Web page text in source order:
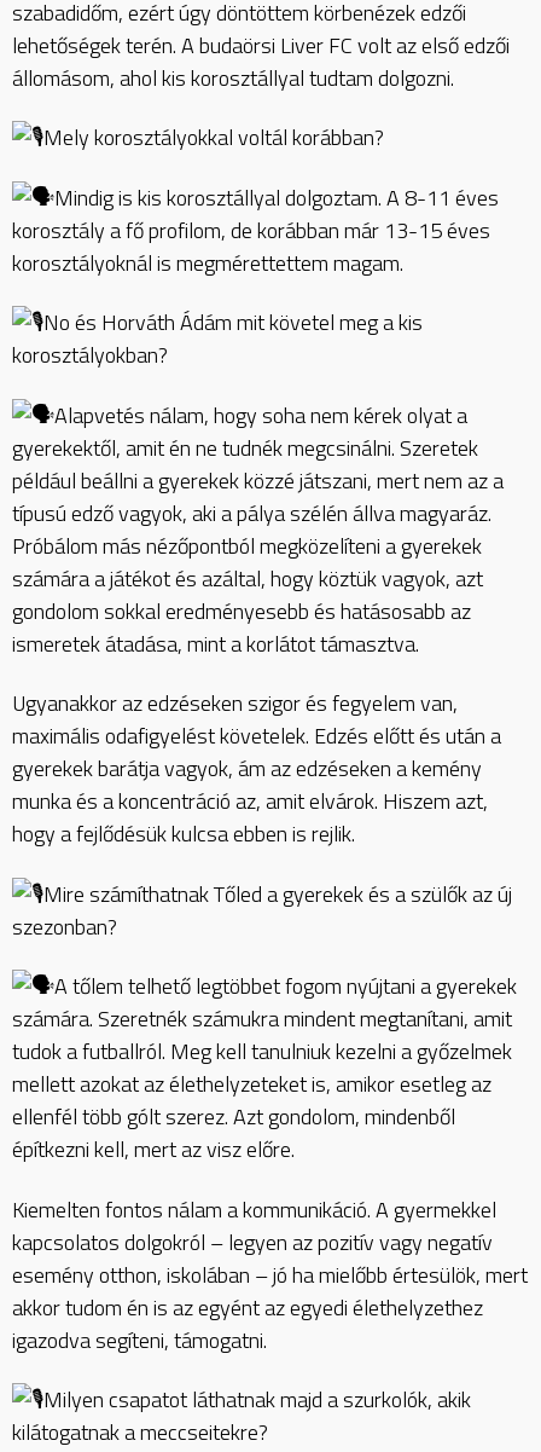
szabadidőm, ezért úgy döntöttem körbenézek edzői
lehetőségek terén. A budaörsi Liver FC volt az első edzői
állomásom, ahol kis korosztállyal tudtam dolgozni.
Mely korosztályokkal voltál korábban?
Mindig is kis korosztállyal dolgoztam. A 8-11 éves
korosztály a fő profilom, de korábban már 13-15 éves
korosztályoknál is megmérettettem magam.
No és Horváth Ádám mit követel meg a kis
korosztályokban?
Alapvetés nálam, hogy soha nem kérek olyat a
gyerekektől, amit én ne tudnék megcsinálni. Szeretek
például beállni a gyerekek közzé játszani, mert nem az a
típusú edző vagyok, aki a pálya szélén állva magyaráz.
Próbálom más nézőpontból megközelíteni a gyerekek
számára a játékot és azáltal, hogy köztük vagyok, azt
gondolom sokkal eredményesebb és hatásosabb az
ismeretek átadása, mint a korlátot támasztva.
Ugyanakkor az edzéseken szigor és fegyelem van,
maximális odafigyelést követelek. Edzés előtt és után a
gyerekek barátja vagyok, ám az edzéseken a kemény
munka és a koncentráció az, amit elvárok. Hiszem azt,
hogy a fejlődésük kulcsa ebben is rejlik.
Mire számíthatnak Tőled a gyerekek és a szülők az új
szezonban?
A tőlem telhető legtöbbet fogom nyújtani a gyerekek
számára. Szeretnék számukra mindent megtanítani, amit
tudok a futballról. Meg kell tanulniuk kezelni a győzelmek
mellett azokat az élethelyzeteket is, amikor esetleg az
ellenfél több gólt szerez. Azt gondolom, mindenből
építkezni kell, mert az visz előre.
Kiemelten fontos nálam a kommunikáció. A gyermekkel
kapcsolatos dolgokról – legyen az pozitív vagy negatív
esemény otthon, iskolában – jó ha mielőbb értesülök, mert
akkor tudom én is az egyént az egyedi élethelyzethez
igazodva segíteni, támogatni.
Milyen csapatot láthatnak majd a szurkolók, akik
kilátogatnak a meccseitekre?